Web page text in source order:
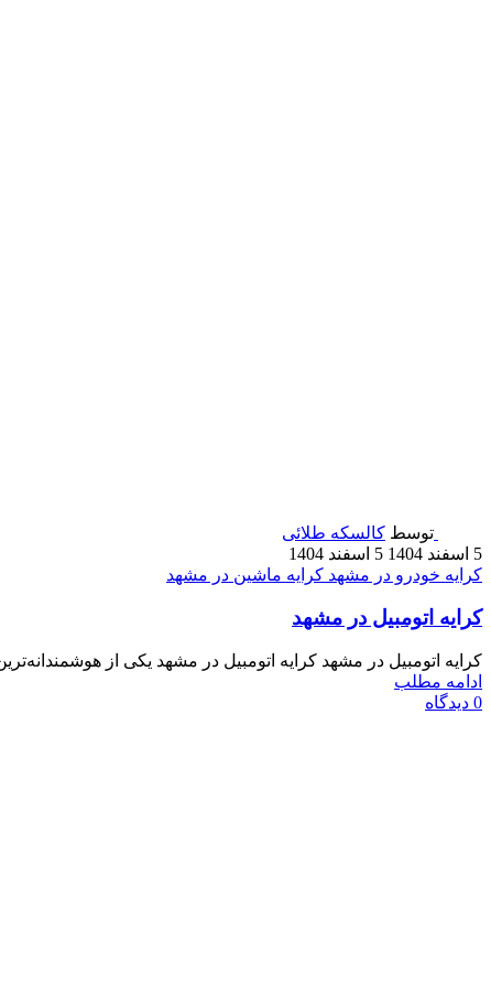
توسط کالسکه طلائی
5 اسفند 1404
5 اسفند 1404
کرایه خودرو در مشهد کرایه ماشین در مشهد
کرایه اتومبیل در مشهد
کرایه اتومبیل در مشهد کرایه اتومبیل در مشهد یکی از
ادامه مطلب
0 دیدگاه